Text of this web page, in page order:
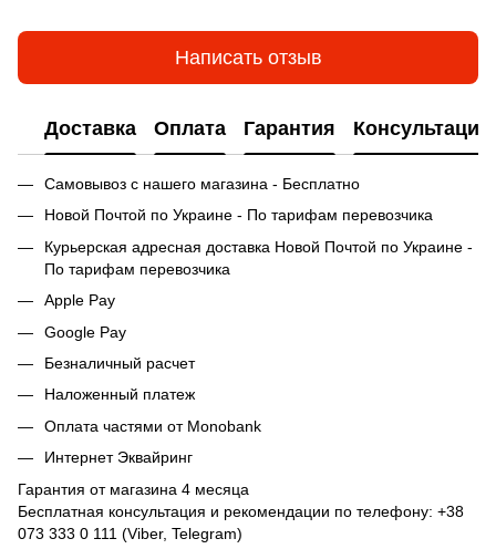
Написать отзыв
Доставка Оплата Гарантия Консультация
Самовывоз с нашего магазина - Бесплатно
Новой Почтой по Украине - По тарифам перевозчика
Курьерская адресная доставка Новой Почтой по Украине -
По тарифам перевозчика
Apple Pay
Google Pay
Безналичный расчет
Наложенный платеж
Оплата частями от Monobank
Интернет Эквайринг
Гарантия от магазина 4 месяца
Бесплатная консультация и рекомендации по телефону: +38
073 333 0 111 (Viber, Telegram)